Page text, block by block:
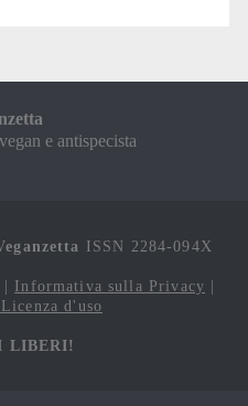
e antispecista
ISSN 2284-094X
| Informativa sulla Privacy |
d'uso
LIBERI!